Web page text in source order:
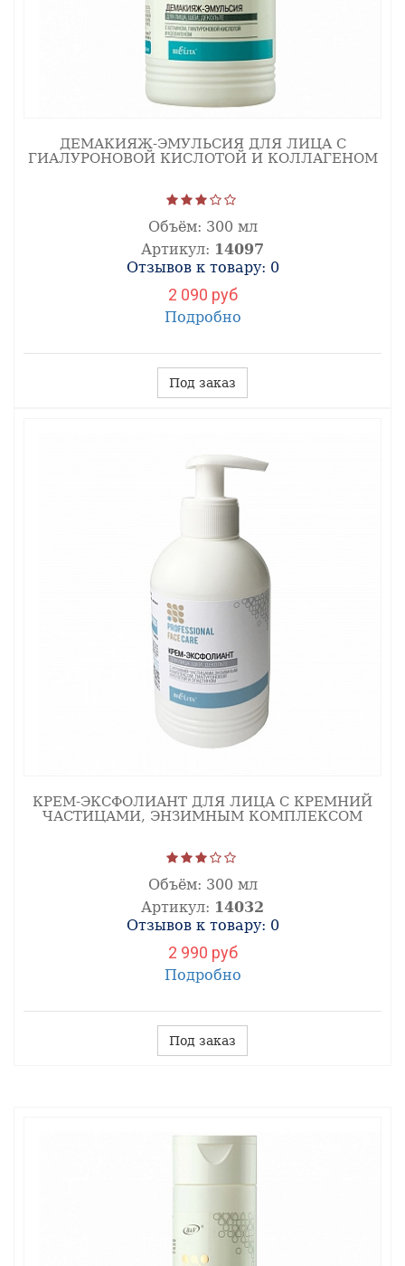
ДЕМАКИЯЖ-ЭМУЛЬСИЯ ДЛЯ ЛИЦА С
ГИАЛУРОНОВОЙ КИСЛОТОЙ И КОЛЛАГЕНОМ
Объём: 300 мл
Артикул: 14097
Отзывов к товару: 0
2 090 руб
Подробно
Под заказ
КРЕМ-ЭКСФОЛИАНТ ДЛЯ ЛИЦА С КРЕМНИЙ
ЧАСТИЦАМИ, ЭНЗИМНЫМ КОМПЛЕКСОМ
Объём: 300 мл
Артикул: 14032
Отзывов к товару: 0
2 990 руб
Подробно
Под заказ